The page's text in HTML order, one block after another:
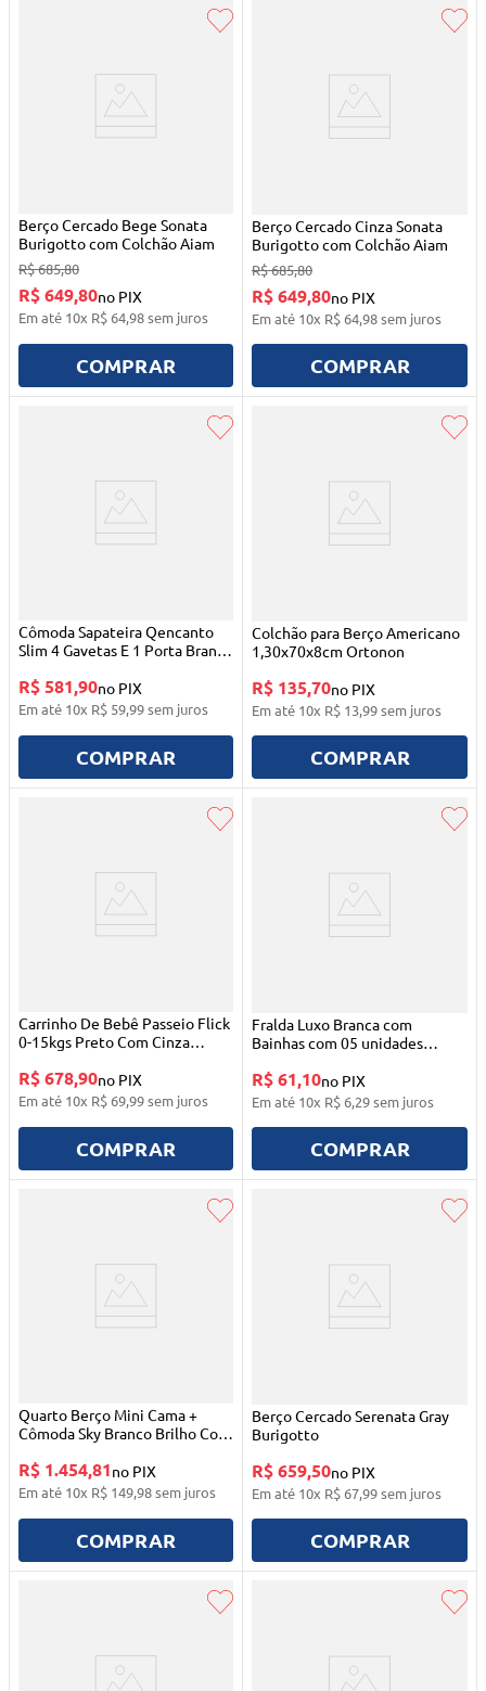
Berço Cercado Bege Sonata
Burigotto com Colchão Aiam
R$685,80
R$ 649,80no PIX
Em até 10x R$ 64,98sem juros
COMPRAR
Berço Cercado Cinza Sonata
Burigotto com Colchão Aiam
R$685,80
R$ 649,80no PIX
Em até 10x R$ 64,98sem juros
COMPRAR
Cômoda Sapateira Qencanto
Slim 4 Gavetas E 1 Porta Branco
R$ 581,90no PIX
Em até 10x R$ 59,99sem juros
COMPRAR
Colchão para Berço Americano
1,30x70x8cm Ortonon
R$ 135,70no PIX
Em até 10x R$ 13,99sem juros
COMPRAR
Carrinho De Bebê Passeio Flick
0-15kgs Preto Com Cinza
R$ 678,90no PIX
Em até 10x R$ 69,99sem juros
COMPRAR
Fralda Luxo Branca com
Bainhas com 05 unidades
R$ 61,10no PIX
Em até 10x R$ 6,29sem juros
COMPRAR
Quarto Berço Mini Cama +
Cômoda Sky Branco Brilho Com
R$ 1.454,81no PIX
Em até 10x R$ 149,98sem juros
COMPRAR
Berço Cercado Serenata Gray
Burigotto
R$ 659,50no PIX
Em até 10x R$ 67,99sem juros
COMPRAR